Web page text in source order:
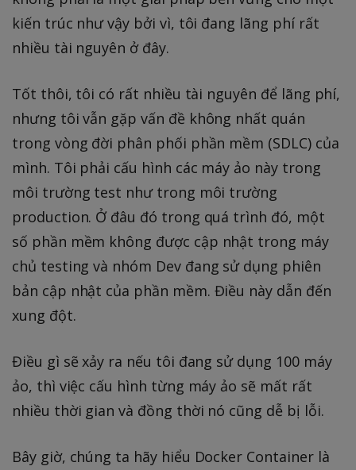
kiến trúc như vậy bởi vì, tôi đang lãng phí rất
nhiều tài nguyên ở đây.
Tốt thôi, tôi có rất nhiều tài nguyên để lãng phí,
nhưng tôi vẫn gặp vấn đề không nhất quán
trong vòng đời phân phối phần mềm (SDLC) của
mình. Tôi phải cấu hình các máy ảo này trong
môi trường test như trong môi trường
production. Ở đâu đó trong quá trình đó, một
số phần mềm không được cập nhật trong máy
chủ testing và nhóm Dev đang sử dụng phiên
bản cập nhật của phần mềm. Điều này dẫn đến
xung đột.
Điều gì sẽ xảy ra nếu tôi đang sử dụng 100 máy
ảo, thì việc cấu hình từng máy ảo sẽ mất rất
nhiều thời gian và đồng thời nó cũng dễ bị lỗi.
Bây giờ, chúng ta hãy hiểu Docker Container là